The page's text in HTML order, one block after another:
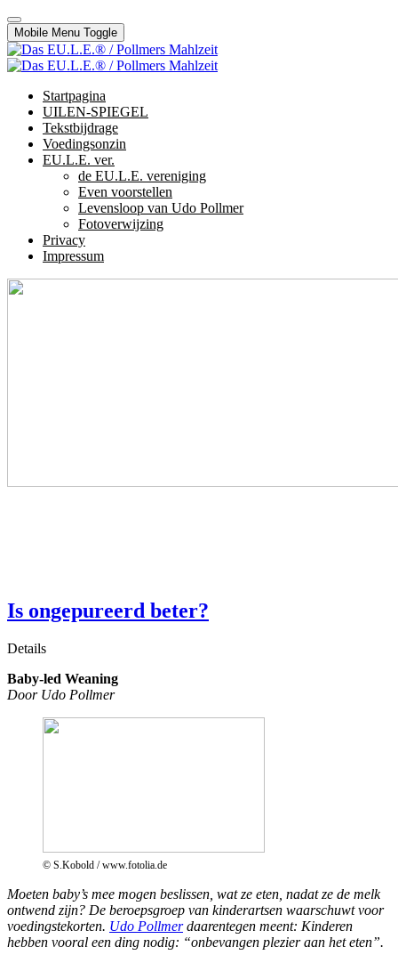
Mobile Menu Toggle
Startpagina
UILEN-SPIEGEL
Tekstbijdrage
Voedingsonzin
EU.L.E. ver.
de EU.L.E. vereniging
Even voorstellen
Levensloop van Udo Pollmer
Fotoverwijzing
Privacy
Impressum
Is ongepureerd beter?
Details
Baby-led Weaning
Door Udo Pollmer
© S.Kobold / www.fotolia.de
Moeten baby’s mee mogen beslissen, wat ze eten, nadat ze de melk
ontwend zijn? De beroepsgroep van kinderartsen waarschuwt voor
voedingstekorten. Udo Pollmerdaarentegen meent: Kinderen
hebben vooral een ding nodig: “onbevangen plezier aan het eten”.